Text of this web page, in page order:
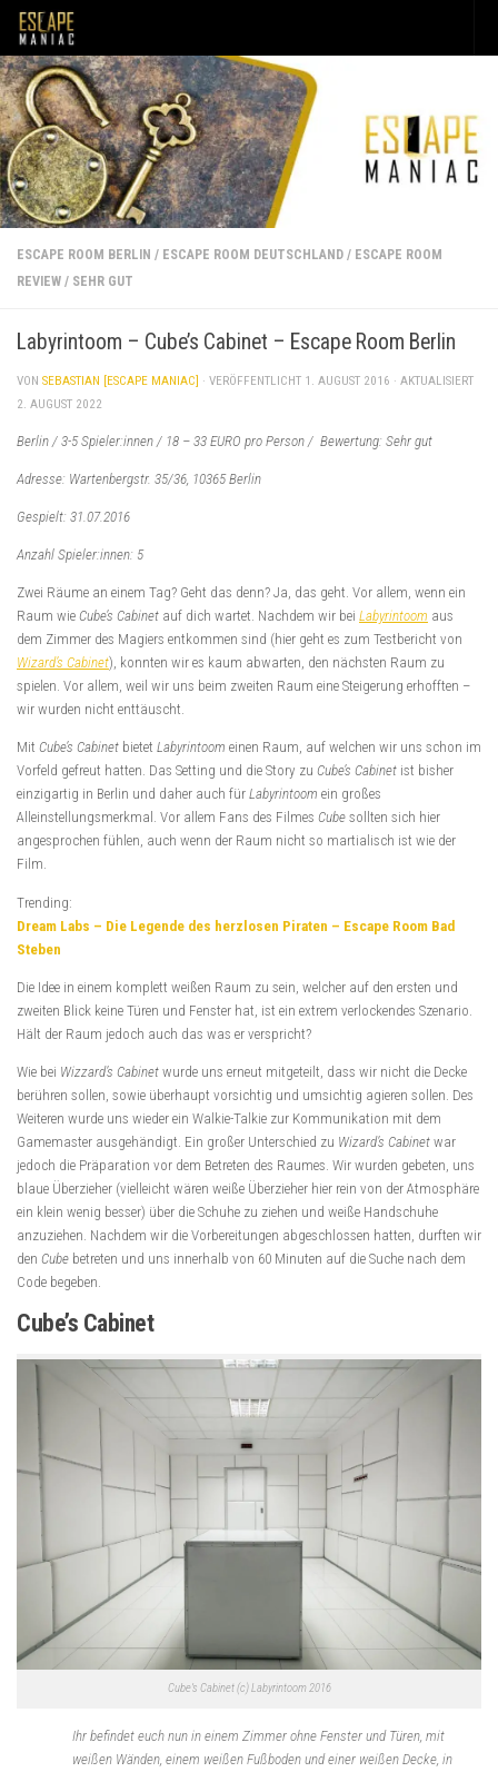
Unter dem Inhalt
ESCAPE ROOM BERLIN / ESCAPE ROOM DEUTSCHLAND / ESCAPE ROOM
REVIEW / SEHR GUT
Labyrintoom – Cube’s Cabinet – Escape Room Berlin
VON SEBASTIAN [ESCAPE MANIAC] · VERÖFFENTLICHT 1. AUGUST 2016 · AKTUALISIERT
2. AUGUST 2022
Berlin / 3-5 Spieler:innen / 18 – 33 EURO pro Person / Bewertung: Sehr gut
Adresse: Wartenbergstr. 35/36, 10365 Berlin
Gespielt: 31.07.2016
Anzahl Spieler:innen: 5
Zwei Räume an einem Tag? Geht das denn? Ja, das geht. Vor allem, wenn ein
Raum wie Cube’s Cabinet auf dich wartet. Nachdem wir bei Labyrintoom aus
dem Zimmer des Magiers entkommen sind (hier geht es zum Testbericht von
Wizard’s Cabinet), konnten wir es kaum abwarten, den nächsten Raum zu
spielen. Vor allem, weil wir uns beim zweiten Raum eine Steigerung erhofften –
wir wurden nicht enttäuscht.
Mit Cube’s Cabinet bietet Labyrintoom einen Raum, auf welchen wir uns schon im
Vorfeld gefreut hatten. Das Setting und die Story zu Cube’s Cabinet ist bisher
einzigartig in Berlin und daher auch für Labyrintoom ein großes
Alleinstellungsmerkmal. Vor allem Fans des Filmes Cube sollten sich hier
angesprochen fühlen, auch wenn der Raum nicht so martialisch ist wie der
Film.
Trending:
Dream Labs – Die Legende des herzlosen Piraten – Escape Room Bad
Steben
Die Idee in einem komplett weißen Raum zu sein, welcher auf den ersten und
zweiten Blick keine Türen und Fenster hat, ist ein extrem verlockendes Szenario.
Hält der Raum jedoch auch das was er verspricht?
Wie bei Wizzard’s Cabinet wurde uns erneut mitgeteilt, dass wir nicht die Decke
berühren sollen, sowie überhaupt vorsichtig und umsichtig agieren sollen. Des
Weiteren wurde uns wieder ein Walkie-Talkie zur Kommunikation mit dem
Gamemaster ausgehändigt. Ein großer Unterschied zu Wizard’s Cabinet war
jedoch die Präparation vor dem Betreten des Raumes. Wir wurden gebeten, uns
blaue Überzieher (vielleicht wären weiße Überzieher hier rein von der Atmosphäre
ein klein wenig besser) über die Schuhe zu ziehen und weiße Handschuhe
anzuziehen. Nachdem wir die Vorbereitungen abgeschlossen hatten, durften wir
den Cube betreten und uns innerhalb von 60 Minuten auf die Suche nach dem
Code begeben.
Cube’s Cabinet
Cube’s Cabinet (c) Labyrintoom 2016
Ihr befindet euch nun in einem Zimmer ohne Fenster und Türen, mit
weißen Wänden, einem weißen Fußboden und einer weißen Decke, in